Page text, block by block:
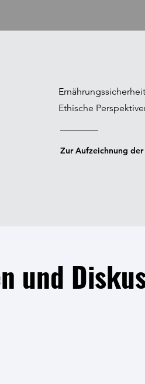
Ethische
Zur Aufzeichnung der
und